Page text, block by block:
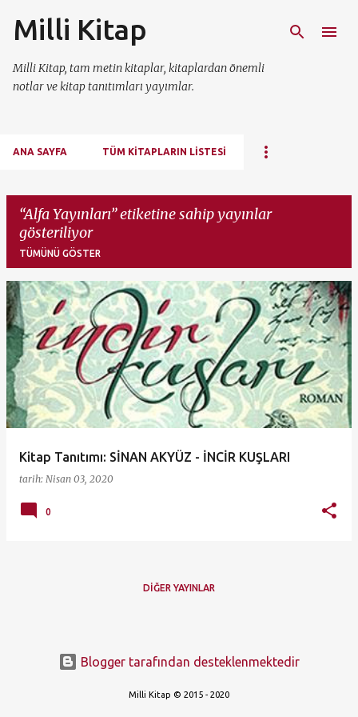
Milli Kitap
Milli Kitap, tam metin kitaplar, kitaplardan önemli
notlar ve kitap tanıtımları yayımlar.
ANA SAYFA TÜM KITAPLARIN LISTESI
Alfa Yayınları etiketine sahip yayınlar
gösteriliyor
TÜMÜNÜ GÖSTER
K
a
y
t
Kitap Tanıtımı: SİNAN AKYÜZ - İNCİR KUŞLARI
tarih: Nisan 03, 2020
0
DIĞER YAYINLAR
Blogger tarafından desteklenmektedir
Milli Kitap © 2015 - 2020